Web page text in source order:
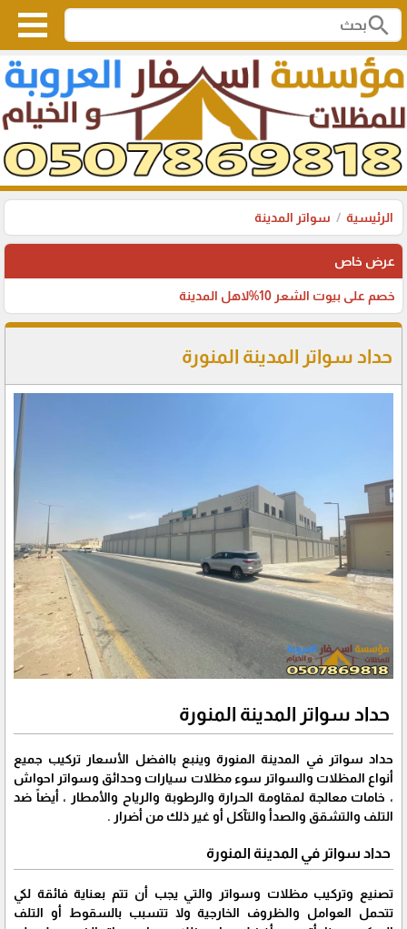
search
الرئيسية سواتر المدينة
عرض خاص
خصم على بيوت الشعر 10%لاهل المدينة
حداد سواتر المدينة المنورة
حداد سواتر المدينة المنورة
حداد سواتر في المدينة المنورة وينبع باافضل الأسعار تركيب جميع
أنواع المظلات والسواتر سوء مظلات سيارات وحدائق وسواتر احواش
، خامات معالجة لمقاومة الحرارة والرطوبة والرياح والأمطار ، أيضاً ضد
التلف والتشقق والصدأ والتآكل أو غير ذلك من أضرار .
حداد سواتر في المدينة المنورة
تصنيع وتركيب مظلات وسواتر والتي يجب أن تتم بعناية فائقة لكي
تتحمل العوامل والظروف الخارجية ولا تتسبب بالسقوط أو التلف